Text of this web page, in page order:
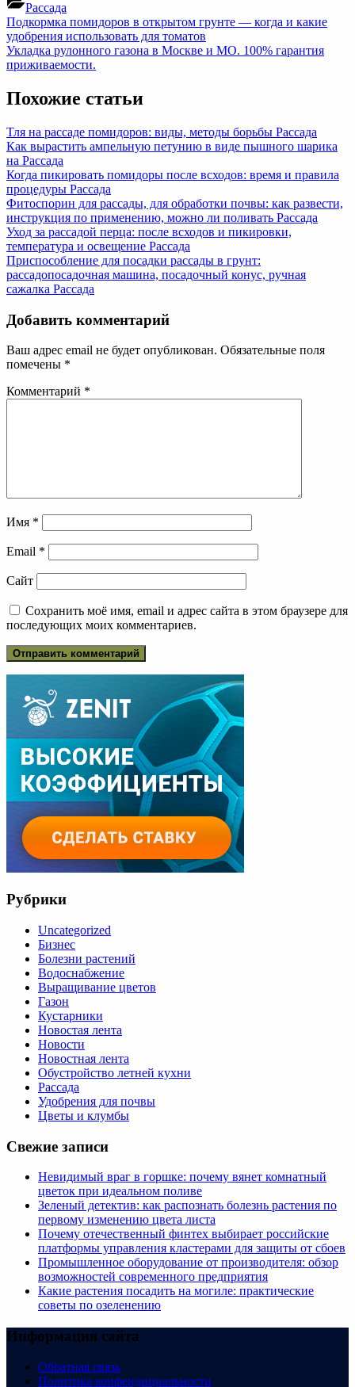
Рассада
Навигация
по
записям
Previous
Post:
Подкормка помидоров в открытом грунте — когда и какие
удобрения использовать для томатов
Next
Post:
Укладка рулонного газона в Москве и МО. 100% гарантия
приживаемости.
Похожие статьи
Тля на рассаде помидоров: виды, методы борьбы Рассада
Как вырастить ампельную петунию в виде пышного шарика
на Рассада
Когда пикировать помидоры после всходов: время и правила
процедуры Рассада
Фитоспорин для рассады, для обработки почвы: как развести,
инструкция по применению, можно ли поливать Рассада
Уход за рассадой перца: после всходов и пикировки,
температура и освещение Рассада
Приспособление для посадки рассады в грунт:
рассадопосадочная машина, посадочный конус, ручная
сажалка Рассада
Добавить комментарий
Ваш адрес email не будет опубликован. Обязательные поля
помечены *
Комментарий *
Имя *
Email *
Сайт
Сохранить моё имя, email и адрес сайта в этом браузере для
последующих моих комментариев.
Рубрики
Uncategorized
Бизнес
Болезни растений
Водоснабжение
Выращивание цветов
Газон
Кустарники
Новостая лента
Новости
Новостная лента
Обустройство летней кухни
Рассада
Удобрения для почвы
Цветы и клумбы
Свежие записи
Невидимый враг в горшке: почему вянет комнатный
цветок при идеальном поливе
Зеленый детектив: как распознать болезнь растения по
первому изменению цвета листа
Почему отечественный финтех выбирает российские
платформы управления кластерами для защиты от сбоев
Промышленное оборудование от производителя: обзор
возможностей современного предприятия
Какие растения посадить на могиле: практические
советы по озеленению
Информация сайта
Обратная связь
Политика конфендициальности